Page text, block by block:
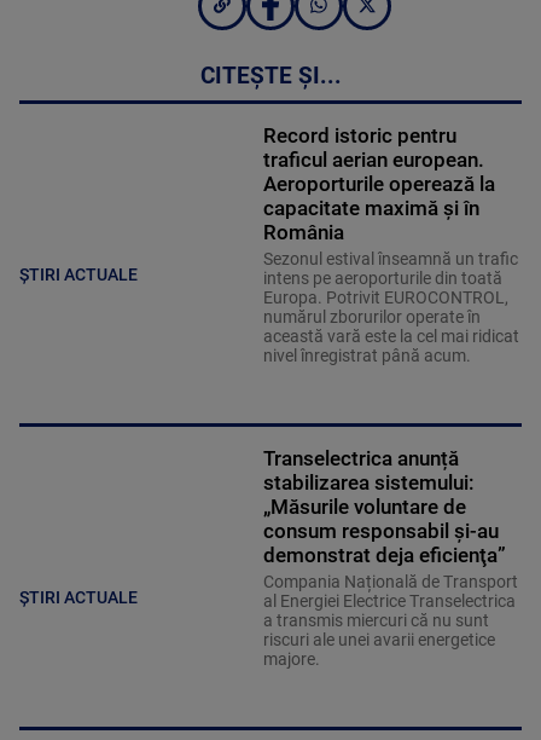
CITEȘTE ȘI...
ȘTIRI ACTUALE
Record istoric pentru
traficul aerian european.
Aeroporturile operează la
capacitate maximă și în
România
Sezonul estival înseamnă un trafic
intens pe aeroporturile din toată
Europa. Potrivit EUROCONTROL,
numărul zborurilor operate în
această vară este la cel mai ridicat
nivel înregistrat până acum.
ȘTIRI ACTUALE
Transelectrica anunță
stabilizarea sistemului:
„Măsurile voluntare de
consum responsabil şi-au
demonstrat deja eficienţa”
Compania Națională de Transport
al Energiei Electrice Transelectrica
a transmis miercuri că nu sunt
riscuri ale unei avarii energetice
majore.